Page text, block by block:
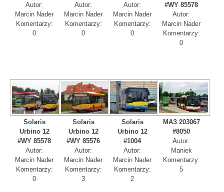
Autor:
Marcin Nader
Komentarzy:
0
Autor:
Marcin Nader
Komentarzy:
0
Autor:
Marcin Nader
Komentarzy:
0
#WY 85578
Autor:
Marcin Nader
Komentarzy:
0
Solaris
Urbino 12
#WY 85578
Autor:
Marcin Nader
Komentarzy:
0
Solaris
Urbino 12
#WY 85576
Autor:
Marcin Nader
Komentarzy:
3
Solaris
Urbino 12
#1004
Autor:
Marcin Nader
Komentarzy:
2
МАЗ 203067
#8050
Autor:
Maniek
Komentarzy:
5